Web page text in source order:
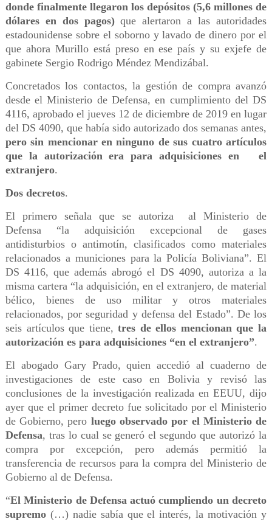
donde finalmente llegaron los depósitos (5,6 millones de
dólares en dos pagos)que alertaron a las autoridades
estadounidense sobre el soborno y lavado de dinero por el
que ahora Murillo está preso en ese país y su exjefe de
gabinete Sergio Rodrigo Méndez Mendizábal.
Concretados los contactos, la gestión de compra avanzó
desde el Ministerio de Defensa, en cumplimiento del DS
4116, aprobado el jueves 12 de diciembre de 2019 en lugar
del DS 4090, que había sido autorizado dos semanas antes,
pero sin mencionar en ninguno de sus cuatro artículos
que la autorización era para adquisiciones en el
extranjero.
Dos decretos.
El primero señala que se autoriza al Ministerio de
Defensa “la adquisición excepcional de gases
antidisturbios o antimotín, clasificados como materiales
relacionados a municiones para la Policía Boliviana”. El
DS 4116, que además abrogó el DS 4090, autoriza a la
misma cartera “la adquisición, en el extranjero, de material
bélico, bienes de uso militar y otros materiales
relacionados, por seguridad y defensa del Estado”. De los
seis artículos que tiene,tres de ellos mencionan que la
autorización es para adquisiciones “en el extranjero”.
El abogado Gary Prado, quien accedió al cuaderno de
investigaciones de este caso en Bolivia y revisó las
conclusiones de la investigación realizada en EEUU, dijo
ayer que el primer decreto fue solicitado por el Ministerio
de Gobierno, pero luego observado por el Ministerio de
Defensa, tras lo cual se generó el segundo que autorizó la
compra por excepción, pero además permitió la
transferencia de recursos para la compra del Ministerio de
Gobierno al de Defensa.
“El Ministerio de Defensa actuó cumpliendo un decreto
supremo(…) nadie sabía que el interés, la motivación y